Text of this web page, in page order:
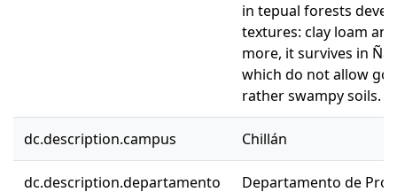
in tepual forests
textures: clay loam
more, it survives in
which do not allow
rather swampy soils.
dc.description.campus Chillán
dc.description.departamento Departamento de